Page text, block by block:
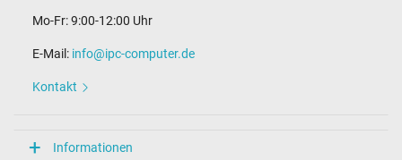
Mo-Fr: 9:00-12:00 Uhr
E-Mail: info@ipc-computer.de
Kontakt
Informationen